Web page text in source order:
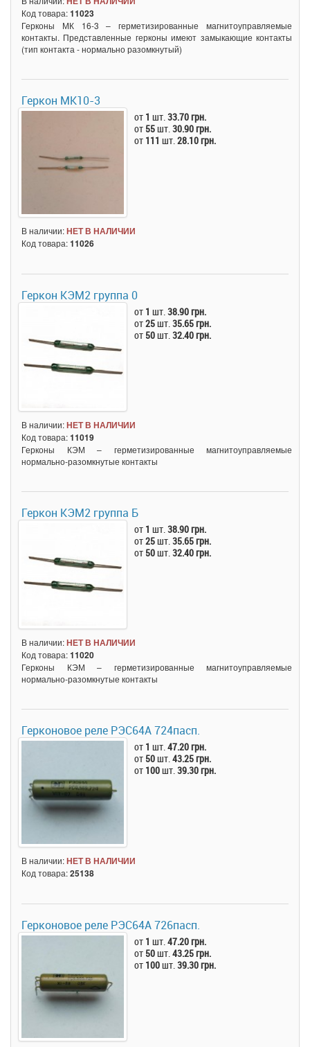
Код товара:11023
Герконы МК 16-3 – герметизированные магнитоуправляемые
контакты. Представленные герконы имеют замыкающие контакты
(тип контакта - нормально разомкнутый)
Геркон МК10-3
от 1 шт.33.70 грн.
от 55шт.30.90 грн.
от 111 шт.28.10 грн.
В наличии:НЕТ В НАЛИЧИИ
Код товара:11026
Геркон КЭМ2 группа 0
от 1 шт.38.90 грн.
от25шт.35.65 грн.
от 50шт.32.40 грн.
В наличии:НЕТ В НАЛИЧИИ
Код товара:11019
Герконы КЭМ – герметизированные магнитоуправляемые
нормально-разомкнутые контакты
Геркон КЭМ2 группа Б
от 1 шт.38.90 грн.
от25шт.35.65 грн.
от 50шт.32.40 грн.
В наличии:НЕТ В НАЛИЧИИ
Код товара:11020
Герконы КЭМ – герметизированные магнитоуправляемые
нормально-разомкнутые контакты
Герконовое реле РЭС64А 724пасп.
от 1 шт.47.20 грн.
от 50шт.43.25 грн.
от 100шт.39.30 грн.
В наличии:НЕТ В НАЛИЧИИ
Код товара:25138
Герконовое реле РЭС64А 726пасп.
от 1 шт.47.20 грн.
от 50шт.43.25 грн.
от 100шт.39.30 грн.